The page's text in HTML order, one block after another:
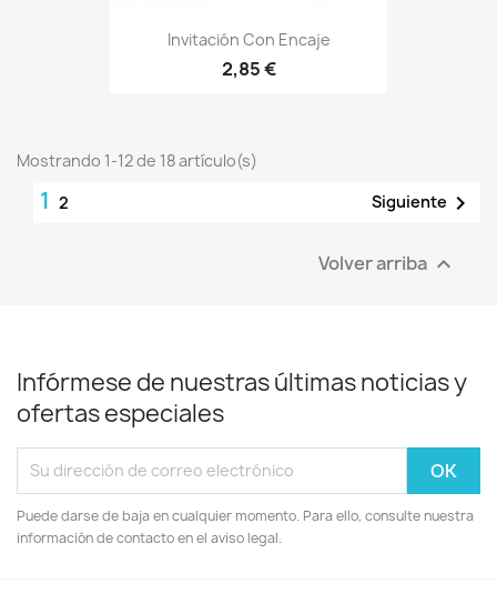
Invitación Con Encaje
2,85 €
Mostrando 1-12 de 18 artículo(s)
1 2 Siguiente 
Volver arriba 
Infórmese de nuestras últimas noticias y
ofertas especiales
Puede darse de baja en cualquier momento. Para ello, consulte nuestra
información de contacto en el aviso legal.